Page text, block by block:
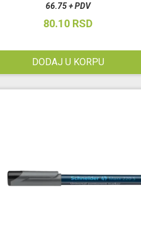
66.75 + PDV
80.10 RSD
DODAJ U KORPU